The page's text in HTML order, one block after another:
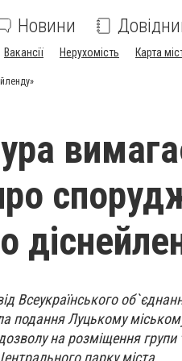
Новини
Вакансії Нерухомість Карта
Всеукраїнського
подання Луцькому
на розміщення групи
парку міста.